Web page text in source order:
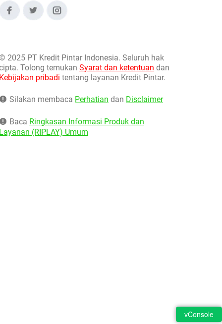
2025 PT Kredit Pintar Indonesia. Seluruh hak
Tolong temukan Syarat dan ketentuan dan
pribadi tentang layanan Kredit Pintar.
Silakan membaca Perhatian dan Disclaimer
Baca Ringkasan Informasi Produk dan
(RIPLAY) Umum